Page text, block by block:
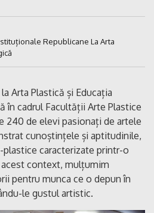
Republicane La Arta
Arta Plastică și Educația
în cadrul Facultății Arte Plastice
240 de elevi pasionați de artele
cunoștințele și aptitudinile,
caracterizate printr-o
context, mulțumim
pentru munca ce o depun în
le gustul artistic.